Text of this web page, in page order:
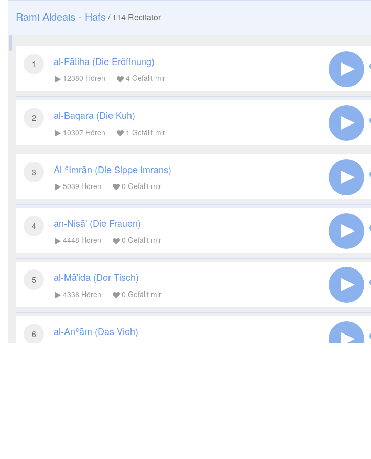
Rami Aldeais - Hafs /114 Recitator
1 al-Fātiha (Die Eröffnung)
12380 Hören 4 Gefällt mir
2 al-Baqara (Die Kuh)
10307 Hören 1 Gefällt mir
3 Āl ʿImrān (Die Sippe Imrans)
5039 Hören 0 Gefällt mir
4 an-Nisā' (Die Frauen)
4448 Hören 0 Gefällt mir
5 al-Mā'ida (Der Tisch)
4338 Hören 0 Gefällt mir
6 al-Anʿām (Das Vieh)